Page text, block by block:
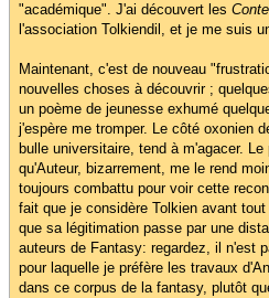
"académique". J'ai découvert les
l'association Tolkiendil, et je me suis
Maintenant, c'est de nouveau
nouvelles choses à découvrir ;
un poème de jeunesse exhumé
j'espère me tromper. Le côté oxonien
bulle universitaire, tend à m'agacer.
qu'Auteur, bizarrement, me le rend
toujours combattu pour voir cette
fait que je considère Tolkien avant
que sa légitimation passe par une
auteurs de Fantasy: regardez, il n'est
pour laquelle je préfère les travaux
dans ce corpus de la fantasy, plutôt